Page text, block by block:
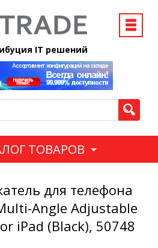
IT решений
ТОВАРОВ
для телефона
Angle Adjustable
iPad (Black), 50748